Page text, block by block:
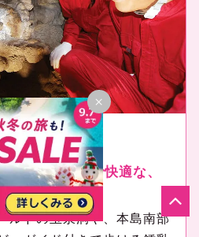
×
温22℃前後で快適な、
ルドの玉泉洞や、本島南部